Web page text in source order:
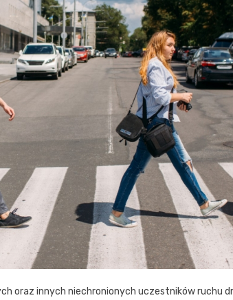
oraz innych niechronionych uczestników ruchu